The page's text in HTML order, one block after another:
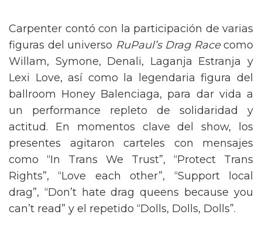
Carpenter contó con la participación de varias
figuras del universo
RuPaul’s Drag Race
como
Willam, Symone, Denali, Laganja Estranja y
Lexi Love, así como la legendaria figura del
ballroom Honey Balenciaga, para dar vida a
un performance repleto de solidaridad y
actitud. En momentos clave del show, los
presentes agitaron carteles con mensajes
como “In Trans We Trust”, “Protect Trans
Rights”, “Love each other”, “Support local
drag”, “Don’t hate drag queens because you
can’t read” y el repetido “Dolls, Dolls, Dolls”.